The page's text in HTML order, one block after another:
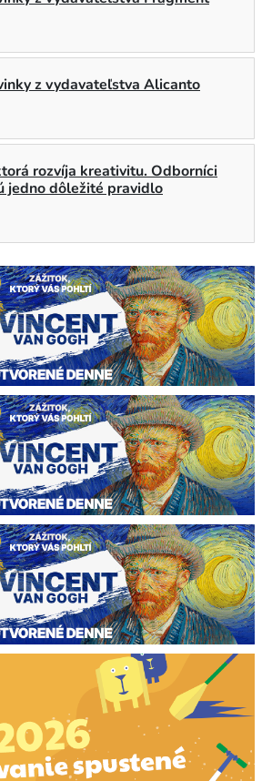
z vydavateľstva Alicanto
rozvíja kreativitu. Odborníci
jedno dôležité pravidlo